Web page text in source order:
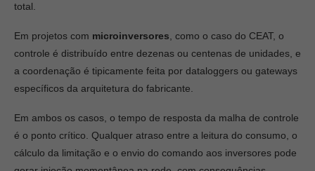
total.
Em projetos com microinversores , como o caso do CEAT, o
controle é distribuído entre dezenas ou centenas de unidades, e
a coordenação é tipicamente feita por dataloggers ou gateways
específicos da arquitetura do fabricante.
Em ambos os casos, o tempo de resposta da malha de controle
é o ponto crítico. Qualquer atraso entre a leitura do consumo, o
cálculo da limitação e o envio do comando aos inversores pode